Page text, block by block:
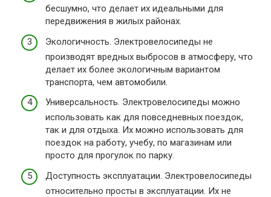
бесшумно, что делает их идеальными для
передвижения в жилых районах.
Экологичность. Электровелосипеды не
производят вредных выбросов в атмосферу, что
делает их более экологичным вариантом
транспорта, чем автомобили.
Универсальность. Электровелосипеды можно
использовать как для повседневных поездок,
так и для отдыха. Их можно использовать для
поездок на работу, учебу, по магазинам или
просто для прогулок по парку.
Доступность эксплуатации. Электровелосипеды
относительно просты в эксплуатации. Их не